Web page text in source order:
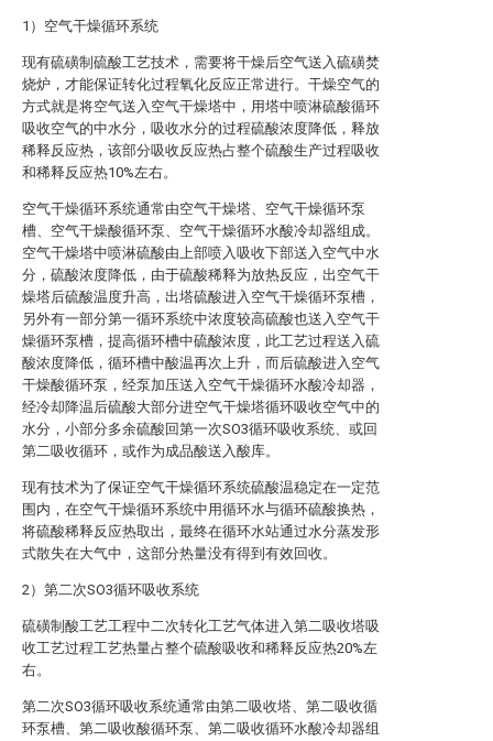
1）空气干燥循环系统
现有硫磺制硫酸工艺技术，需要将干燥后空气送入硫磺焚
烧炉，才能保证转化过程氧化反应正常进行。干燥空气的
方式就是将空气送入空气干燥塔中，用塔中喷淋硫酸循环
吸收空气的中水分，吸收水分的过程硫酸浓度降低，释放
稀释反应热，该部分吸收反应热占整个硫酸生产过程吸收
和稀释反应热10%左右。
空气干燥循环系统通常由空气干燥塔、空气干燥循环泵
槽、空气干燥酸循环泵、空气干燥循环水酸冷却器组成。
空气干燥塔中喷淋硫酸由上部喷入吸收下部送入空气中水
分，硫酸浓度降低，由于硫酸稀释为放热反应，出空气干
燥塔后硫酸温度升高，出塔硫酸进入空气干燥循环泵槽，
另外有一部分第一循环系统中浓度较高硫酸也送入空气干
燥循环泵槽，提高循环槽中硫酸浓度，此工艺过程送入硫
酸浓度降低，循环槽中酸温再次上升，而后硫酸进入空气
干燥酸循环泵，经泵加压送入空气干燥循环水酸冷却器，
经冷却降温后硫酸大部分进空气干燥塔循环吸收空气中的
水分，小部分多余硫酸回第一次SO3循环吸收系统、或回
第二吸收循环，或作为成品酸送入酸库。
现有技术为了保证空气干燥循环系统硫酸温稳定在一定范
围内，在空气干燥循环系统中用循环水与循环硫酸换热，
将硫酸稀释反应热取出，最终在循环水站通过水分蒸发形
式散失在大气中，这部分热量没有得到有效回收。
2）第二次SO3循环吸收系统
硫磺制酸工艺工程中二次转化工艺气体进入第二吸收塔吸
收工艺过程工艺热量占整个硫酸吸收和稀释反应热20%左
右。
第二次SO3循环吸收系统通常由第二吸收塔、第二吸收循
环泵槽、第二吸收酸循环泵、第二吸收循环水酸冷却器组